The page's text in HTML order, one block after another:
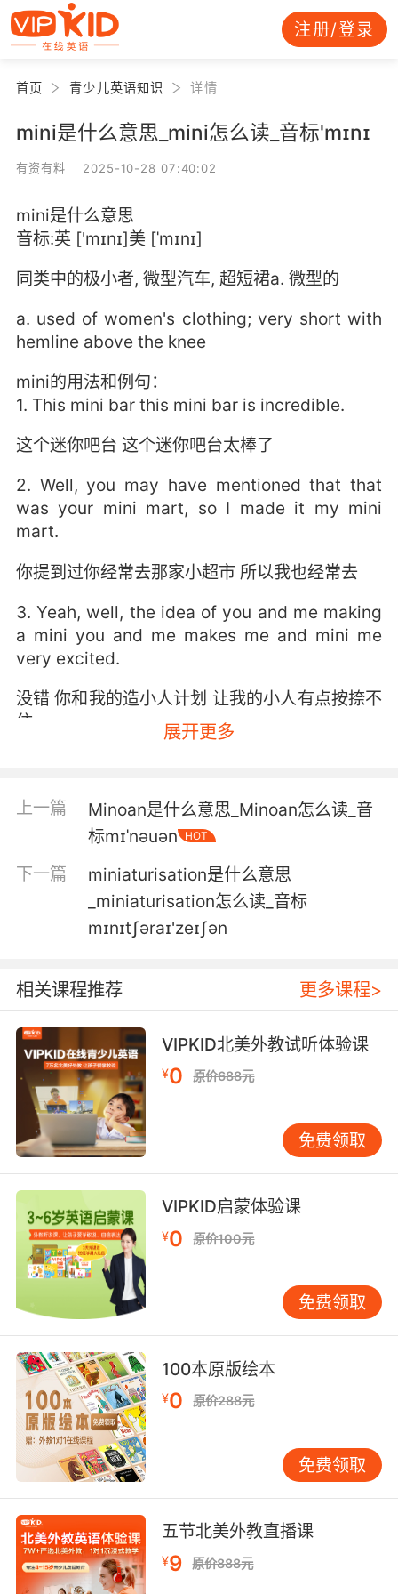
注册/登录
首页 青少儿英语知识 详情
mini是什么意思_mini怎么读_音标'mɪnɪ
有资有料 2025-10-28 07:40:02
mini是什么意思
音标:英 ['mɪnɪ]美 [ˈmɪnɪ]
同类中的极小者, 微型汽车, 超短裙a. 微型的
a. used of women's clothing; very short with
hemline above the knee
mini的用法和例句：
1. This mini bar this mini bar is incredible.
这个迷你吧台 这个迷你吧台太棒了
2. Well, you may have mentioned that that
was your mini mart, so I made it my mini
mart.
你提到过你经常去那家小超市 所以我也经常去
3. Yeah, well, the idea of you and me making
a mini you and me makes me and mini me
very excited.
没错 你和我的造小人计划 让我的小人有点按捺不
住
possible level right now.
小中风 你的小中风 也许影响了你现在 以最高水
平工作的能力
5. Otherwise, I hope it's fun and that there are
loads of pheasants and shit and I'll have
body lotions or mini conditioners or anything.
么的 你不用的那些东西都给我吧 尤其是迷你身体
乳液 或迷你护发素之类的东西
6. And your response was a mini revolution.
你的回应就是搞一场小革命
7. But I'm taking the mini bar key with me.
但迷你冰箱的钥匙我得带走
8. And the moat at the mini golf castle.
以及迷你高尔夫城堡的那条河里
9. But I don't know if she's into me or if she's
just into my mini fridge.
但我不知道她是喜欢上我了 还是只是喜欢我的小
冰箱
10. We'll be wearing these mini brains on our
backs.
我们会将这些小型大脑背在背上
展开更多
上一篇
Minoan是什么意思_Minoan怎么读_音
标mɪˈnəuən
HOT
下一篇
miniaturisation是什么意思
_miniaturisation怎么读_音标
mɪnɪtʃəraɪ'zeɪʃən
相关课程推荐 更多课程>
VIPKID北美外教试听体验课
¥0 原价688元
免费领取
VIPKID启蒙体验课
¥0 原价100元
免费领取
100本原版绘本
¥0 原价288元
免费领取
五节北美外教直播课
¥9 原价888元